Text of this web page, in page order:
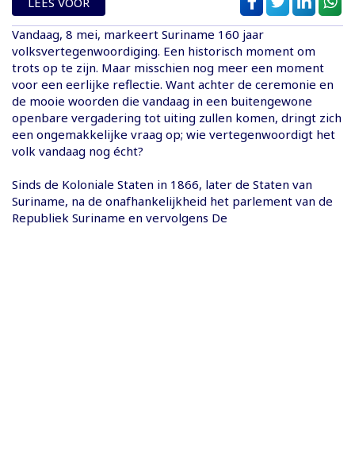
Vandaag, 8 mei, markeert Suriname 160 jaar
volksvertegenwoordiging. Een historisch moment om
trots op te zijn. Maar misschien nog meer een moment
voor een eerlijke reflectie. Want achter de ceremonie en
de mooie woorden die vandaag in een buitengewone
openbare vergadering tot uiting zullen komen, dringt zich
een ongemakkelijke vraag op; wie vertegenwoordigt het
volk vandaag nog écht?
Sinds de Koloniale Staten in 1866, later de Staten van
Suriname, na de onafhankelijkheid het parlement van de
Republiek Suriname en vervolgens De